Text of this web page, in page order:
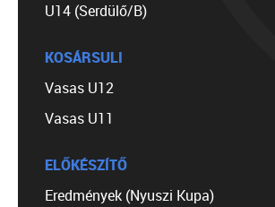
U14 (Serdülő/B)
KOSÁRSULI
Vasas U12
Vasas U11
ELŐKÉSZÍTŐ
Eredmények (Nyuszi Kupa)